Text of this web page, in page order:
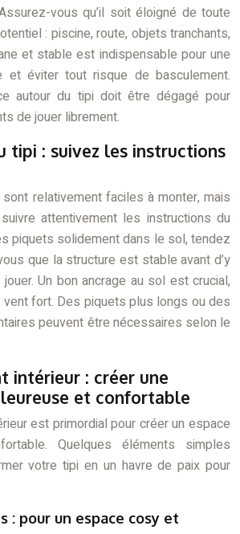
vous qu’il soit éloigné de toute
: piscine, route, objets tranchants,
et stable est indispensable pour une
et éviter tout risque de basculement.
autour du tipi doit être dégagé pour
de jouer librement.
tipi : suivez les instructions
relativement faciles à monter, mais
attentivement les instructions du
piquets solidement dans le sol, tendez
que la structure est stable avant d’y
Un bon ancrage au sol est crucial,
vent fort. Des piquets plus longs ou des
peuvent être nécessaires selon le
intérieur : créer une
et confortable
est primordial pour créer un espace
Quelques éléments simples
votre tipi en un havre de paix pour
: pour un espace cosy et